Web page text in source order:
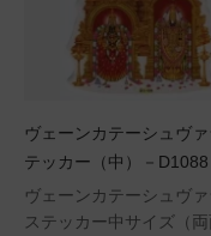
ヴェーンカテーシュヴ
テッカー（中）－D1088
ヴェーンカテーシュヴ
ステッカー中サイズ（